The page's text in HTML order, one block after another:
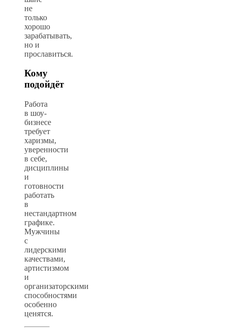
не
только
хорошо
зарабатывать,
но и
прославиться.
Кому
подойдёт
Работа
в шоу-
бизнесе
требует
харизмы,
уверенности
в себе,
дисциплины
и
готовности
работать
в
нестандартном
графике.
Мужчины
с
лидерскими
качествами,
артистизмом
и
организаторскими
способностями
особенно
ценятся.